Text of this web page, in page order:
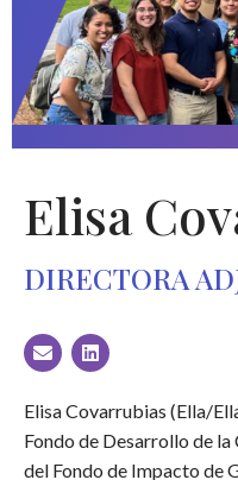
Elisa
DIRECTORA
Elisa Covarrubias (Ella/
Fondo de Desarrollo de
del Fondo de Impacto de